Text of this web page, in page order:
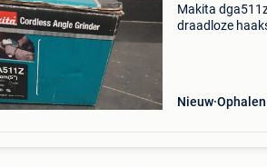
Makita
draadloze
Nieuw Ophalen